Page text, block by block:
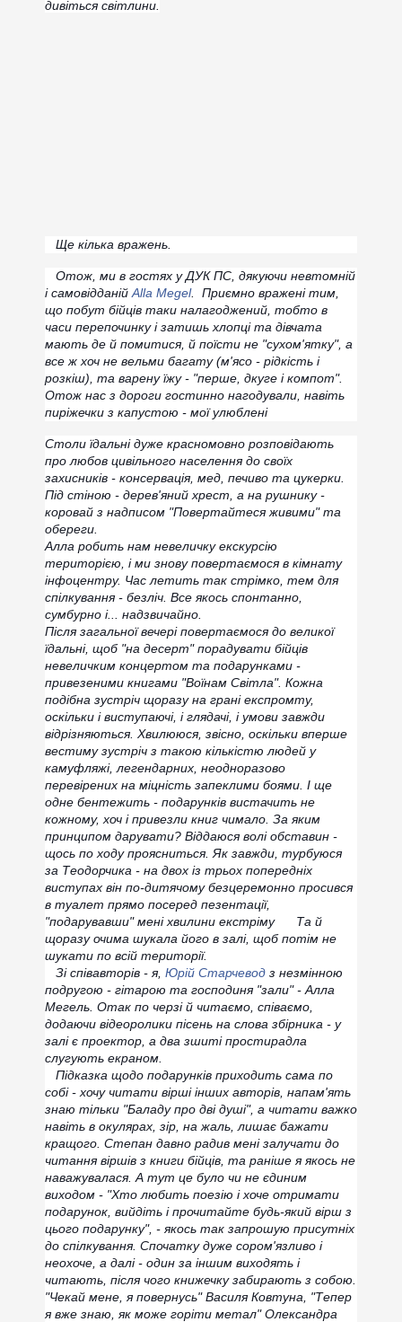
дивіться світлини.
Ще кілька вражень.
Отож, ми в гостях у ДУК ПС, дякуючи невтомній
і самовідданій Alla Megel. Приємно вражені тим,
що побут бійців таки налагоджений, тобто в
часи перепочинку і затишь хлопці та дівчата
мають де й помитися, й поїсти не "сухом'ятку", а
все ж хоч не вельми багату (м'ясо - рідкість і
розкіш), та варену їжу - "перше, дкуге і компот".
Отож нас з дороги гостинно нагодували, навіть
пиріжечки з капустою - мої улюблені
Столи їдальні дуже красномовно розповідають
про любов цивільного населення до своїх
захисників - консервація, мед, печиво та цукерки.
Під стіною - дерев'яний хрест, а на рушнику -
коровай з надписом "Повертайтеся живими" та
обереги.
Алла робить нам невеличку екскурсію
територією, і ми знову повертаємося в кімнату
інфоцентру. Час летить так стрімко, тем для
спілкування - безліч. Все якось спонтанно,
сумбурно і... надзвичайно.
Після загальної вечері повертаємося до великої
їдальні, щоб "на десерт" порадувати бійців
невеличким концертом та подарунками -
привезеними книгами "Воїнам Світла". Кожна
подібна зустріч щоразу на грані експромту,
оскільки і виступаючі, і глядачі, і умови завжди
відрізняються. Хвилююся, звісно, оскільки вперше
вестиму зустріч з такою кількістю людей у
камуфляжі, легендарних, неодноразово
перевірених на міцність запеклими боями. І ще
одне бентежить - подарунків вистачить не
кожному, хоч і привезли книг чимало. За яким
принципом дарувати? Віддаюся волі обставин -
щось по ходу проясниться. Як завжди, турбуюся
за Теодорчика - на двох із трьох попередніх
виступах він по-дитячому безцеремонно просився
в туалет прямо посеред пезентації,
"подарувавши" мені хвилини екстріму
Та й
щоразу очима шукала його в залі, щоб потім не
шукати по всій території.
Зі співавторів - я, Юрій Старчевод з незмінною
подругою - гітарою та господиня "зали" - Алла
Мегель. Отак по черзі й читаємо, співаємо,
додаючи відеоролики пісень на слова збірника - у
залі є проектор, а два зшиті простирадла
слугують екраном.
Підказка щодо подарунків приходить сама по
собі - хочу читати вірші інших авторів, напам'ять
знаю тільки "Баладу про дві душі", а читати важко
навіть в окулярах, зір, на жаль, лишає бажати
кращого. Степан давно радив мені залучати до
читання віршів з книги бійців, та раніше я якось не
наважувалася. А тут це було чи не єдиним
виходом - "Хто любить поезію і хоче отримати
подарунок, вийдіть і прочитайте будь-який вірш з
цього подарунку", - якось так запрошую присутніх
до спілкування. Спочатку дуже сором'язливо і
неохоче, а далі - один за іншим виходять і
читають, після чого книжечку забирають з собою.
"Чекай мене, я повернусь" Василя Ковтуна, "Тепер
я вже знаю, як може горіти метал" Олександра